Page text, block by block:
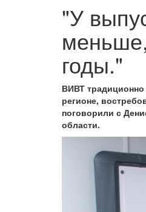
"У
годы."
ВИВТ традиционно
регионе,
поговорили с
области.